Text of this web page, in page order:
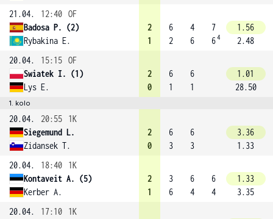
21.04.
12:40 OF
Badosa P. (2)
Rybakina E.
2
1
6
2
4
6
7
64
1.56
2.48
20.04.
15:15 OF
Swiatek I. (1)
Lys E.
2
0
6
1
6
1
1.01
28.50
1. kolo
20.04. 20:55
1K
Siegemund L.
Zidansek T.
2
0
6
3
6
3
3.36
1.33
20.04.
18:40
1K
Kontaveit A. (5)
Kerber A.
2
1
3
6
6
4
6
4
1.33
3.35
20.04.
17:10
1K